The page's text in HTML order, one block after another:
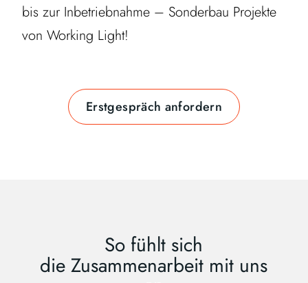
bis zur Inbetriebnahme – Sonderbau Projekte
von Working Light!
Erstgespräch anfordern
So fühlt sich
die Zusammenarbeit mit uns